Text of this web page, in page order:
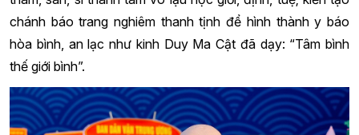
chánh báo trang nghiêm thanh tịnh để hình thành y báo
hòa bình, an lạc như kinh Duy Ma Cật đã dạy: “Tâm bình
thế giới bình”.